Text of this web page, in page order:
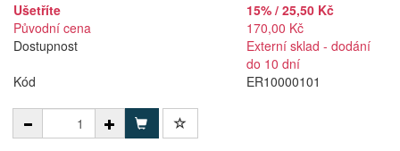
Ušetříte
15% / 25,50 Kč
Původní cena
170,00 Kč
Dostupnost
Externí sklad - dodání
do 10 dní
Kód
ER10000101